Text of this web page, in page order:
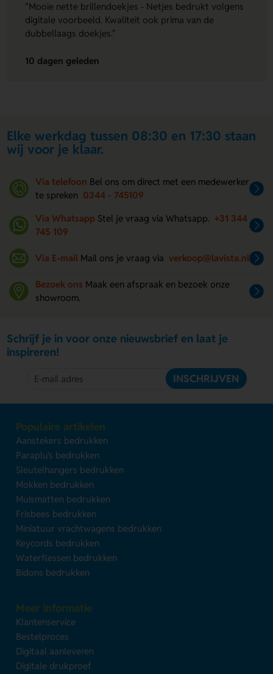
"Mooie nette brillendoekjes - Netjes bedrukt volgens
digitale voorbeeld. Kwaliteit ook prima van de
dubbellaags doekjes."
10 dagen geleden
Elke werkdag tussen 08:30 en 17:30 staan
wij voor je klaar.
Via telefoon Bel ons om direct met een medewerker
te spreken 0344 - 745109
Via Whatsapp Stel je vraag via Whatsapp. +31 344
745 109
Via E-mail Mail ons je vraag via verkoop@lavista.nl
Bezoek ons Maak een afspraak en bezoek onze
showroom.
Schrijf je in voor onze nieuwsbrief en laat je
inspireren!
INSCHRIJVEN
Populaire artikelen
Aanstekers bedrukken
Paraplu's bedrukken
Sleutelhangers bedrukken
Mokken bedrukken
Muismatten bedrukken
Frisbees bedrukken
Miniatuur vrachtwagens bedrukken
Keycords bedrukken
Waterflessen bedrukken
Bidons bedrukken
Meer informatie
Klantenservice
Bestelproces
Digitaal aanleveren
Digitale drukproef